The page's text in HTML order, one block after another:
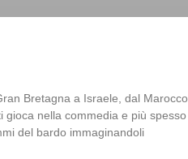
Bretagna a Israele, dal Marocco
gioca nella commedia e più spesso
del bardo immaginandoli